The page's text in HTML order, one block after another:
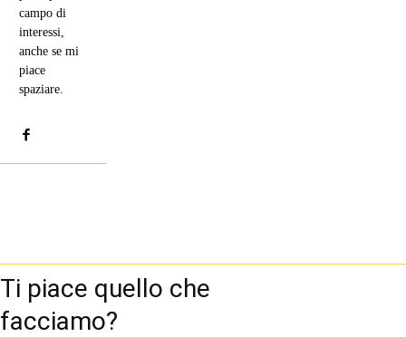
campo di
interessi,
anche se mi
piace
spaziare.
Ti piace quello che
facciamo?